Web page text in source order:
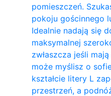
pomieszczeń.
pokoju gościnnego
Idealnie nadają się
maksymalnej
zwłaszcza jeśli
może myślisz o
kształcie litery L
przestrzeń, a